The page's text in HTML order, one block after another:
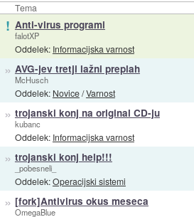
Tema
! Anti-virus programi
falotXP
Oddelek: Informacijska varnost
» AVG-jev tretji lažni preplah
McHusch
Oddelek: Novice/Varnost
» trojanski konj na original CD-ju
kubanc
Oddelek: Informacijska varnost
» trojanski konj help!!!
_pobesneli_
Oddelek:Operacijski sistemi
» [fork]Antivirus okus meseca
OmegaBlue